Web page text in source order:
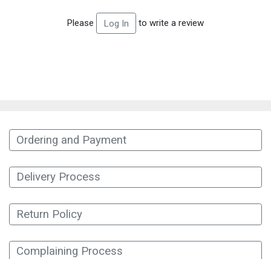
Please Log In to write a review
Ordering and Payment
Delivery Process
Return Policy
Complaining Process